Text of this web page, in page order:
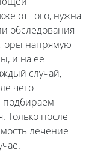
от того, нужна
обследования
напрямую
и на её
случай,
чего
подбираем
Только после
лечение